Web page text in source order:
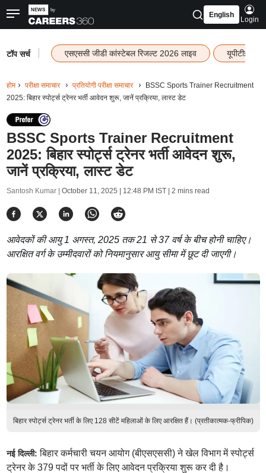
English
Login
टॉप सर्च एसएससी जीडी कांस्टेबल रिजल्ट 2026 लाइव यूपीटीईटी
होम परीक्षा समाचार प्रतियोगी परीक्षा समाचार
BSSC Sports Trainer Recruitment
2025: बिहार स्पोर्ट्स ट्रेनर भर्ती आवेदन शुरू, जानें प्रक्रिया, लास्ट डेट
BSSC Sports Trainer Recruitment
2025: बिहार स्पोर्ट्स ट्रेनर भर्ती आवेदन शुरू,
जानें प्रक्रिया, लास्ट डेट
Santosh Kumar | October 11, 2025 | 12:48 PM IST| 2 mins read
आवेदकों की आयु 1 अगस्त, 2025 तक 21 से 37 वर्ष के बीच होनी चाहिए।
आरक्षित वर्ग के उम्मीदवारों को नियमानुसार आयु सीमा में छूट दी जाएगी।
बिहार स्पोर्ट्स ट्रेनर भर्ती के लिए 128 सीटें महिलाओं के लिए आरक्षित हैं। (प्रतीकात्मक-फ्रीपिक)
नई दिल्ली: बिहार कर्मचारी चयन आयोग (बीएसएससी) ने खेल विभाग में स्पोर्ट्स
ट्रेनर के 379 पदों पर भर्ती के लिए आवेदन प्रक्रिया शुरू कर दी है।